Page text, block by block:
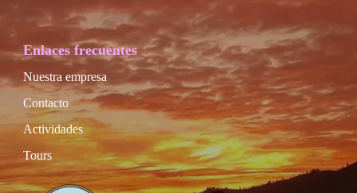
Enlaces frecuentes
Nuestra empresa
Contacto
Actividades
Tours